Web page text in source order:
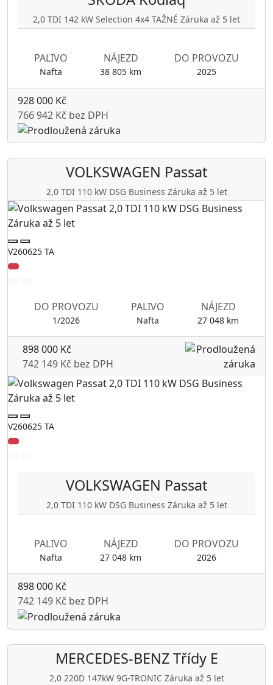
2,0 TDI 142 kW Selection 4x4 TAŽNÉ Záruka až 5 let
PALIVO
Nafta
NÁJEZD
38 805 km
DO PROVOZU
2025
928 000 Kč
766 942 Kč bez DPH
VOLKSWAGEN Passat
2,0 TDI 110 kW DSG Business Záruka až 5 let
V260625 TA
DO PROVOZU
1/2026
PALIVO
Nafta
NÁJEZD
27 048 km
898 000 Kč
742 149 Kč bez DPH
V260625 TA
VOLKSWAGEN Passat
2,0 TDI 110 kW DSG Business Záruka až 5 let
PALIVO
Nafta
NÁJEZD
27 048 km
DO PROVOZU
2026
898 000 Kč
742 149 Kč bez DPH
MERCEDES-BENZTřídy E
2,0 220D 147kW 9G-TRONIC Záruka až 5 let